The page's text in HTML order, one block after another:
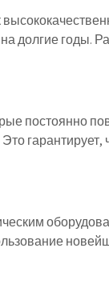
долгие годы.
постоянно
гарантирует,